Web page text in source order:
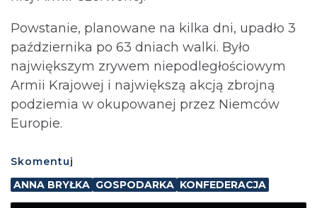
Powstanie, planowane na kilka dni, upadło 3
października po 63 dniach walki. Było
największym zrywem niepodległościowym
Armii Krajowej i największą akcją zbrojną
podziemia w okupowanej przez Niemców
Europie.
Skomentuj
ANNA BRYŁKA GOSPODARKA KONFEDERACJA